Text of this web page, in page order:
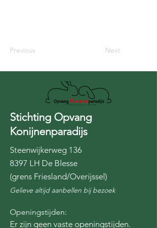
Previous Next
Stichting Opvang
Konijnenparadijs
Steenwijkerweg 136
8397 LH De Blesse
(grens Friesland/Overijssel)
Gelieve altijd aanbellen bij bezoek
Openingstijden:
Er zijn geen vaste openingstijden.